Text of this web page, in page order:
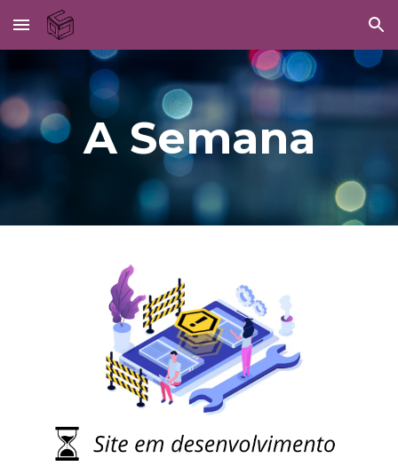
Skip to main content Skip to navigation
A Semana